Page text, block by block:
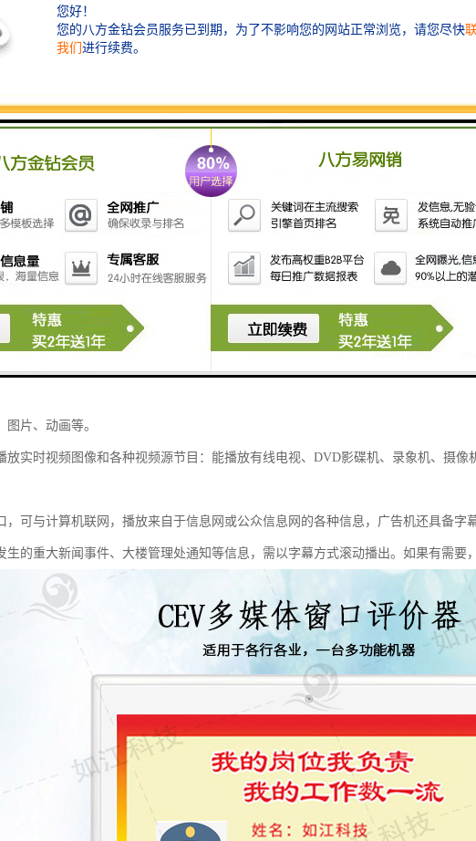
广告机支持多种播出方式，例如：平移、滚动、旋转、划变、拉幕、单/多行平移、
旋转、缩小、放大、闪烁、开窗等方式；能够兼容各国语言，可显示中文、英文、
示方式灵活，能单控制每台显示屏的内容，画面能上下滚动、左右滚动，具有电视
图片、动画等。
放实时视频图像和各种视频源节目：能播放有线电视、DVD影碟机、录象机、摄像
，可与计算机联网，播放来自于信息网或公众信息网的各种信息，广告机还具备字
生的重大新闻事件、大楼管理处通知等信息，需以字幕方式滚动播出。如果有需要